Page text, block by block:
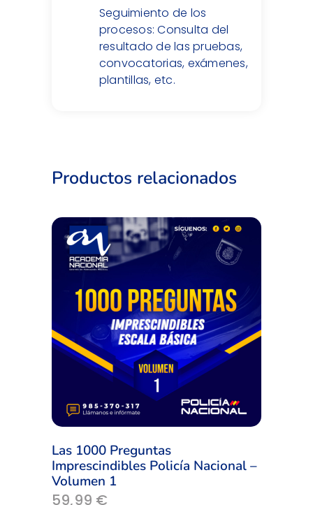
Seguimiento de los
procesos: Consulta del
resultado de las pruebas,
convocatorias, exámenes,
plantillas, etc.
Productos relacionados
Las 1000 Preguntas
Imprescindibles Policía Nacional –
Volumen 1
59,99 €